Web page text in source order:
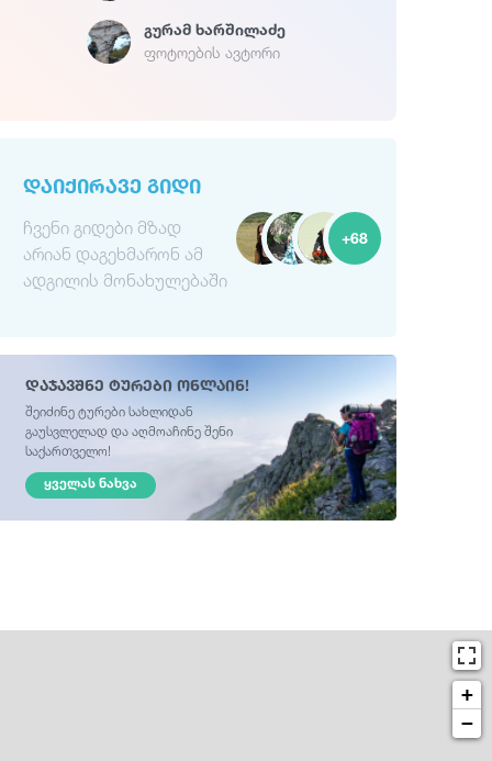
Გურამ Ხარშილაძე
ფოტოების ავტორი
ᲓᲐᲘᲥᲘᲠᲐᲕᲔ ᲒᲘᲓᲘ
ჩვენი გიდები მზად
არიან დაგეხმარონ ამ
ადგილის მონახულებაში
+68
დაჯავშნე ტურები ონლაინ!
შეიძინე ტურები სახლიდან
გაუსვლელად და აღმოაჩინე შენი
საქართველო!
ᲧᲕᲔᲚᲐᲡ ᲜᲐᲮᲕᲐ
+
−